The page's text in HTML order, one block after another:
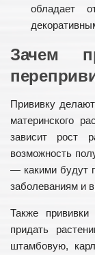
обладает
Зачем
Прививку
материнского
зависит рост
возможность
— какими будут
заболеваниям и
Также
придать
штамбовую,